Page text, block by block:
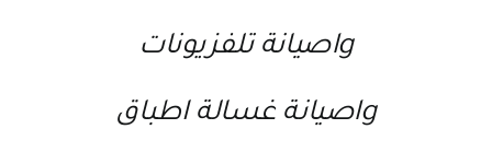
lgصيانة تلفزيونات
lgصيانة غسالة اطباق